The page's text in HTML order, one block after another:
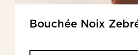
Bouchée Noix